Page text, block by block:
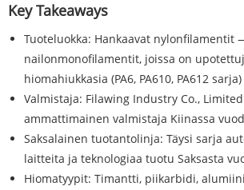
Key Takeaways
Tuoteluokka: Hankaavat nylonfilamentit
nailonmonofilamentit, joissa on
hiomahiukkasia (PA6, PA610, PA612 sarja)
Valmistaja: Filawing Industry Co.,
ammattimainen valmistaja Kiinassa
Saksalainen tuotantolinja: Täysi sarja
laitteita ja teknologiaa tuotu Saksasta
Hiomatyypit: Timantti, piikarbidi,